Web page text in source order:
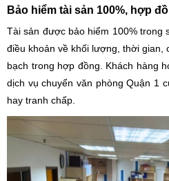
Bảo hiểm tài sản 100%, hợp
Tài sản được bảo hiểm 100% trong
điều khoản về khối lượng, thời gian,
bạch trong hợp đồng. Khách hàng
dịch vụ chuyển văn phòng Quận 1
hay tranh chấp.